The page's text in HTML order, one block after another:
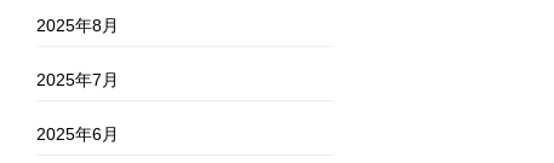
2025年8月
2025年7月
2025年6月